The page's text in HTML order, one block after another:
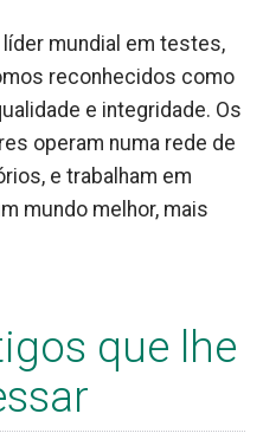
mundial em testes,
reconhecidos como
e integridade. Os
operam numa rede de
e trabalham em
mundo melhor, mais
que lhe